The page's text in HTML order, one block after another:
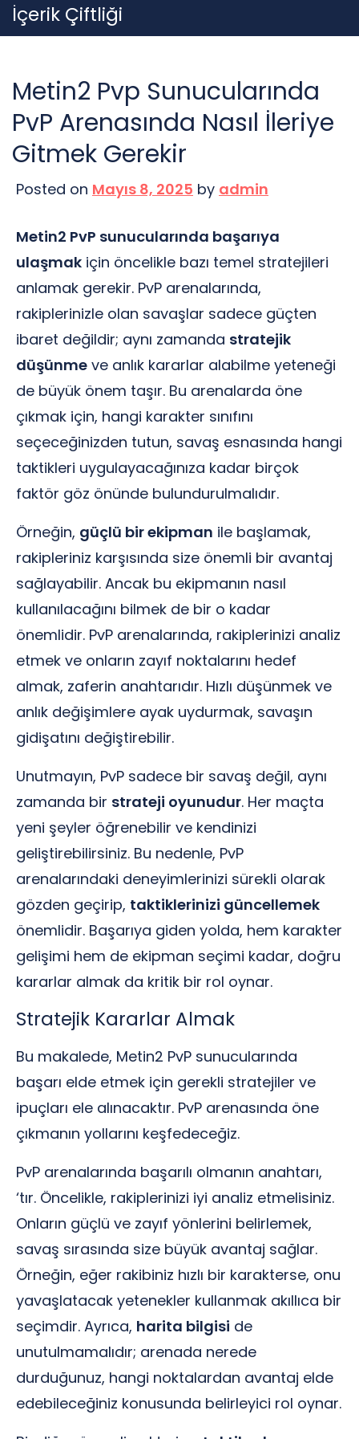
Skip
to
İçerik Çiftliği
Metin2 Pvp Sunucularında
PvP Arenasında Nasıl İleriye
Gitmek Gerekir
Posted on Mayıs 8, 2025 by admin
Metin2 PvP sunucularında başarıya
ulaşmak için öncelikle bazı temel stratejileri
anlamak gerekir. PvP arenalarında,
rakiplerinizle olan savaşlar sadece güçten
ibaret değildir; aynı zamanda stratejik
düşünme ve anlık kararlar alabilme yeteneği
de büyük önem taşır. Bu arenalarda öne
çıkmak için, hangi karakter sınıfını
seçeceğinizden tutun, savaş esnasında hangi
taktikleri uygulayacağınıza kadar birçok
faktör göz önünde bulundurulmalıdır.
Örneğin, güçlü bir ekipman ile başlamak,
rakipleriniz karşısında size önemli bir avantaj
sağlayabilir. Ancak bu ekipmanın nasıl
kullanılacağını bilmek de bir o kadar
önemlidir. PvP arenalarında, rakiplerinizi analiz
etmek ve onların zayıf noktalarını hedef
almak, zaferin anahtarıdır. Hızlı düşünmek ve
anlık değişimlere ayak uydurmak, savaşın
gidişatını değiştirebilir.
Unutmayın, PvP sadece bir savaş değil, aynı
zamanda bir strateji oyunudur. Her maçta
yeni şeyler öğrenebilir ve kendinizi
geliştirebilirsiniz. Bu nedenle, PvP
arenalarındaki deneyimlerinizi sürekli olarak
gözden geçirip, taktiklerinizi güncellemek
önemlidir. Başarıya giden yolda, hem karakter
gelişimi hem de ekipman seçimi kadar, doğru
kararlar almak da kritik bir rol oynar.
Stratejik Kararlar Almak
Bu makalede, Metin2 PvP sunucularında
başarı elde etmek için gerekli stratejiler ve
ipuçları ele alınacaktır. PvP arenasında öne
çıkmanın yollarını keşfedeceğiz.
PvP arenalarında başarılı olmanın anahtarı,
‘tır. Öncelikle, rakiplerinizi iyi analiz etmelisiniz.
Onların güçlü ve zayıf yönlerini belirlemek,
savaş sırasında size büyük avantaj sağlar.
Örneğin, eğer rakibiniz hızlı bir karakterse, onu
yavaşlatacak yetenekler kullanmak akıllıca bir
seçimdir. Ayrıca, harita bilgisi de
unutulmamalıdır; arenada nerede
durduğunuz, hangi noktalardan avantaj elde
edebileceğiniz konusunda belirleyici rol oynar.